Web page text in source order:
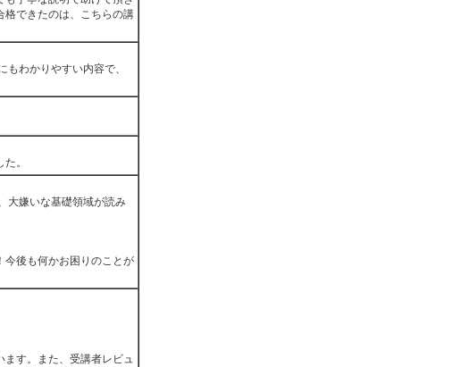
格できたのは、こちらの講
わかりやすい内容で、
。
大嫌いな基礎領域が読み
今後も何かお困りのことが
す。また、受講者レビュ